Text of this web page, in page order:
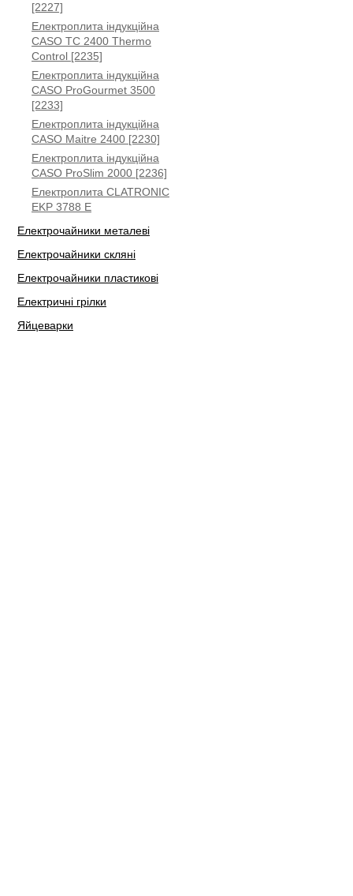
[2227]
Електроплита індукційна
CASO TC 2400 Thermo
Control [2235]
Електроплита індукційна
CASO ProGourmet 3500
[2233]
Електроплита індукційна
CASO Maitre 2400 [2230]
Електроплита індукційна
CASO ProSlim 2000 [2236]
Електроплита CLATRONIC
EKP 3788 E
Електрочайники металеві
Електрочайники скляні
Електрочайники пластикові
Електричні грілки
Яйцеварки